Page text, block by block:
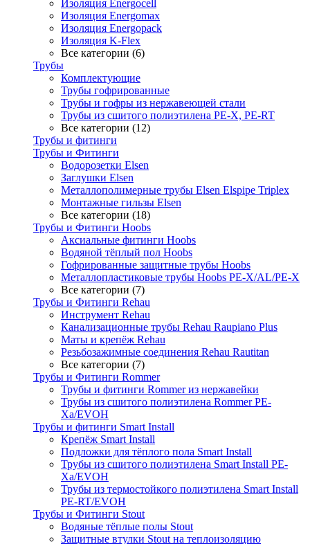
Изоляция Energocell
Изоляция Energomax
Изоляция Energopack
Изоляция K-Flex
Все категории (6)
Трубы
Комплектующие
Трубы гофрированные
Трубы и гофры из нержавеющей стали
Трубы из сшитого полиэтилена PE-X, PE-RT
Все категории (12)
Трубы и фитинги
Трубы и Фитинги
Водорозетки Elsen
Заглушки Elsen
Металлополимерные трубы Elsen Elspipe Triplex
Монтажные гильзы Elsen
Все категории (18)
Трубы и Фитинги Hoobs
Аксиальные фитинги Hoobs
Водяной тёплый пол Hoobs
Гофрированные защитные трубы Hoobs
Металлопластиковые трубы Hoobs PE-X/AL/PE-X
Все категории (7)
Трубы и Фитинги Rehau
Инструмент Rehau
Канализационные трубы Rehau Raupiano Plus
Маты и крепёж Rehau
Резьбозажимные соединения Rehau Rautitan
Все категории (7)
Трубы и Фитинги Rommer
Трубы и фитинги Rommer из нержавейки
Трубы из сшитого полиэтилена Rommer PE-
Xa/EVOH
Трубы и фитинги Smart Install
Крепёж Smart Install
Подложки для тёплого пола Smart Install
Трубы из сшитого полиэтилена Smart Install PE-
Xa/EVOH
Трубы из термостойкого полиэтилена Smart Install
PE-RT/EVOH
Трубы и Фитинги Stout
Водяные тёплые полы Stout
Защитные втулки Stout на теплоизоляцию